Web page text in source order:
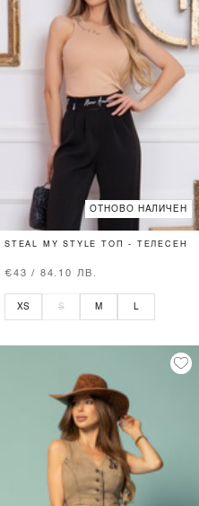
ОТНОВО НАЛИЧЕН
STEAL MY STYLE ТОП - ТЕЛЕСЕН
€43 / 84.10 ЛВ.
XS S M